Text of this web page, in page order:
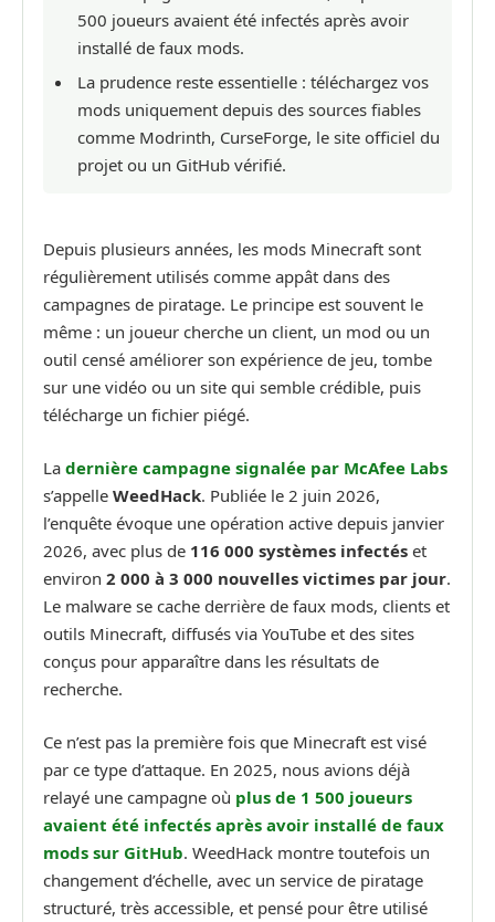
500 joueurs avaient été infectés après avoir
installé de faux mods.
La prudence reste essentielle : téléchargez vos
mods uniquement depuis des sources fiables
comme Modrinth, CurseForge, le site officiel du
projet ou un GitHub vérifié.
Depuis plusieurs années, les mods Minecraft sont
régulièrement utilisés comme appât dans des
campagnes de piratage. Le principe est souvent le
même : un joueur cherche un client, un mod ou un
outil censé améliorer son expérience de jeu, tombe
sur une vidéo ou un site qui semble crédible, puis
télécharge un fichier piégé.
La dernière campagne signalée par McAfee Labs
s’appelle WeedHack. Publiée le 2 juin 2026,
l’enquête évoque une opération active depuis janvier
2026, avec plus de 116 000 systèmes infectés et
environ 2 000 à 3 000 nouvelles victimes par jour.
Le malware se cache derrière de faux mods, clients et
outils Minecraft, diffusés via YouTube et des sites
conçus pour apparaître dans les résultats de
recherche.
Ce n’est pas la première fois que Minecraft est visé
par ce type d’attaque. En 2025, nous avions déjà
relayé une campagne où plus de 1 500 joueurs
avaient été infectés après avoir installé de faux
mods sur GitHub. WeedHack montre toutefois un
changement d’échelle, avec un service de piratage
structuré, très accessible, et pensé pour être utilisé